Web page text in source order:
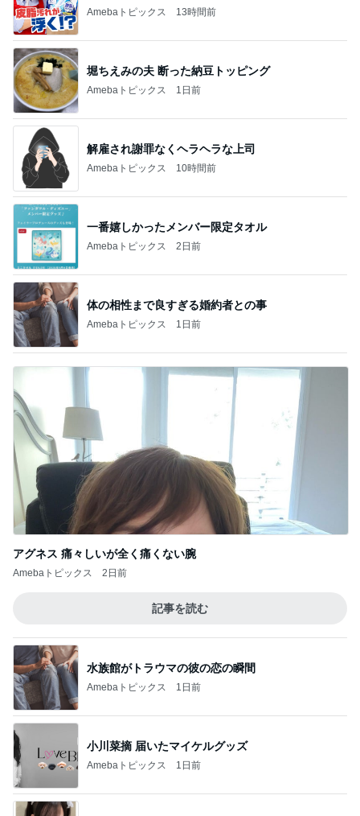
Amebaトピックス 13時間前
堀ちえみの夫 断った納豆トッピング
Amebaトピックス 1日前
解雇され謝罪なくヘラヘラな上司
Amebaトピックス 10時間前
一番嬉しかったメンバー限定タオル
Amebaトピックス 2日前
体の相性まで良すぎる婚約者との事
Amebaトピックス 1日前
アグネス 痛々しいが全く痛くない腕
Amebaトピックス 2日前
記事を読む
水族館がトラウマの彼の恋の瞬間
Amebaトピックス 1日前
小川菜摘 届いたマイケルグッズ
Amebaトピックス 1日前